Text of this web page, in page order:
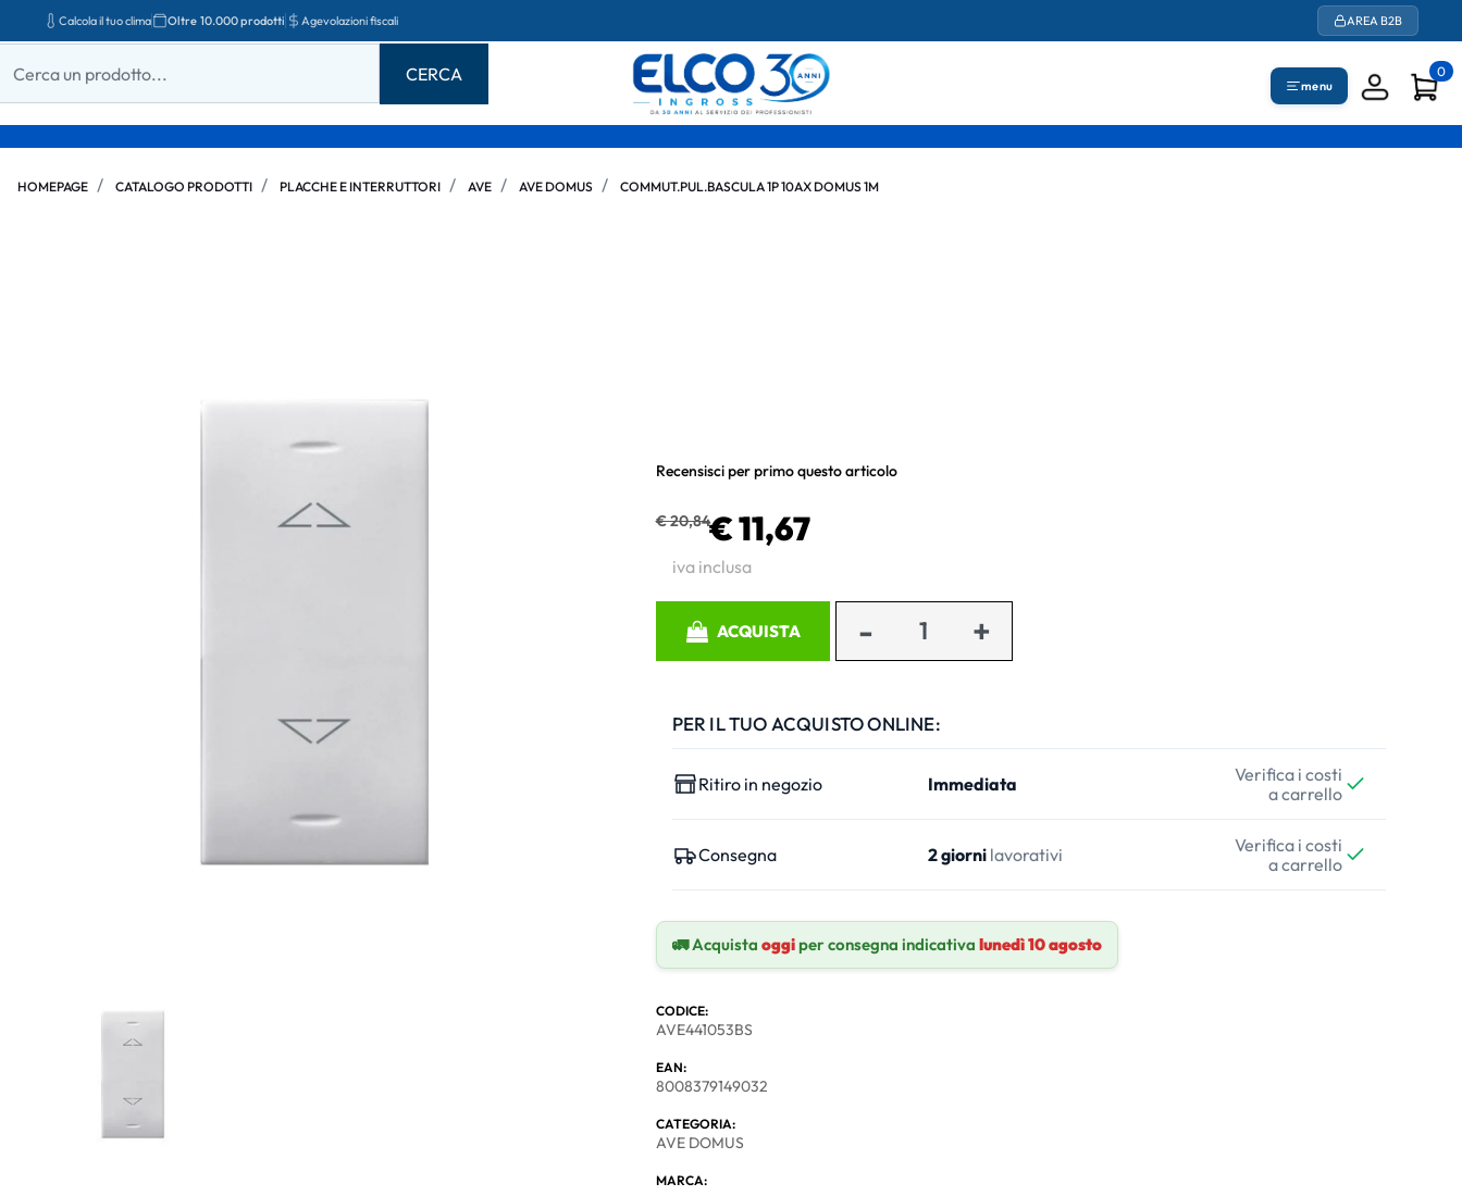
Calcola il tuo clima Oltre 10.000 prodotti Agevolazioni fiscali AREA B2B
menu
0
HOMEPAGE CATALOGO PRODOTTI PLACCHE E INTERRUTTORI AVE AVE DOMUS COMMUT.PUL.BASCULA 1P 10AX DOMUS 1M
Recensisci per primo questo articolo
€ 20,84€ 11,67
iva inclusa
ACQUISTA
PER IL TUO ACQUISTO ONLINE:
Ritiro in negozio Immediata
Verifica i costi
a carrello
Consegna 2 giornilavorativi
Verifica i costi
a carrello
🚛 Acquista oggiper consegna indicativa lunedì 10 agosto
CODICE:
AVE441053BS
EAN:
8008379149032
CATEGORIA:
AVE DOMUS
MARCA: